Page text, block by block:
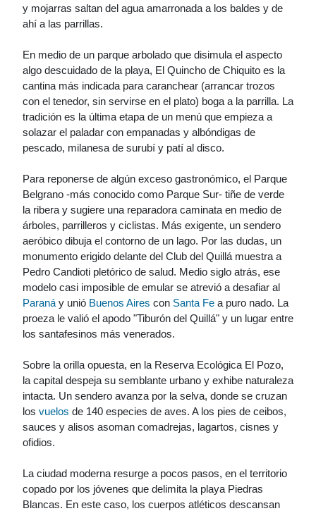
y mojarras saltan del agua amarronada a los baldes y de
ahí a las parrillas.
En medio de un parque arbolado que disimula el aspecto
algo descuidado de la playa, El Quincho de Chiquito es la
cantina más indicada para caranchear (arrancar trozos
con el tenedor, sin servirse en el plato) boga a la parrilla. La
tradición es la última etapa de un menú que empieza a
solazar el paladar con empanadas y albóndigas de
pescado, milanesa de surubí y patí al disco.
Para reponerse de algún exceso gastronómico, el Parque
Belgrano -más conocido como Parque Sur- tiñe de verde
la ribera y sugiere una reparadora caminata en medio de
árboles, parrilleros y ciclistas. Más exigente, un sendero
aeróbico dibuja el contorno de un lago. Por las dudas, un
monumento erigido delante del Club del Quillá muestra a
Pedro Candioti pletórico de salud. Medio siglo atrás, ese
modelo casi imposible de emular se atrevió a desafiar al
Paraná y unió Buenos Aires con Santa Fe a puro nado. La
proeza le valió el apodo "Tiburón del Quillá" y un lugar entre
los santafesinos más venerados.
Sobre la orilla opuesta, en la Reserva Ecológica El Pozo,
la capital despeja su semblante urbano y exhibe naturaleza
intacta. Un sendero avanza por la selva, donde se cruzan
los vuelos de 140 especies de aves. A los pies de ceibos,
sauces y alisos asoman comadrejas, lagartos, cisnes y
ofidios.
La ciudad moderna resurge a pocos pasos, en el territorio
copado por los jóvenes que delimita la playa Piedras
Blancas. En este caso, los cuerpos atléticos descansan